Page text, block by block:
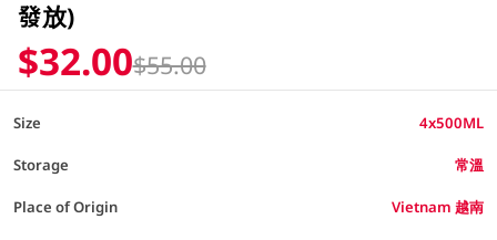
發放)
$32.00$55.00
Size 4x500ML
Storage 常溫
Place of Origin Vietnam 越南